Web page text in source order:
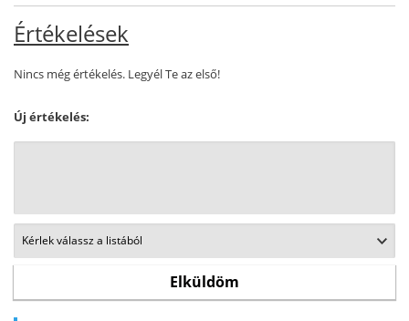
Értékelések
Nincs még értékelés. Legyél Te az első!
Új értékelés: